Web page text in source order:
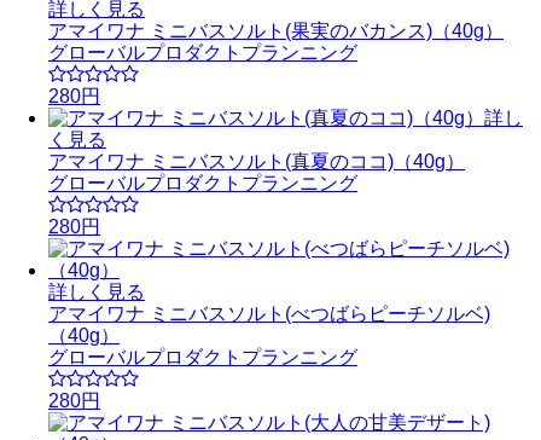
詳しく見る
アマイワナ ミニバスソルト(果実のバカンス)（40g）
グローバルプロダクトプランニング
280円
詳し
く見る
アマイワナ ミニバスソルト(真夏のココ)（40g）
グローバルプロダクトプランニング
280円
詳しく見る
アマイワナ ミニバスソルト(べつばらピーチソルベ)
（40g）
グローバルプロダクトプランニング
280円